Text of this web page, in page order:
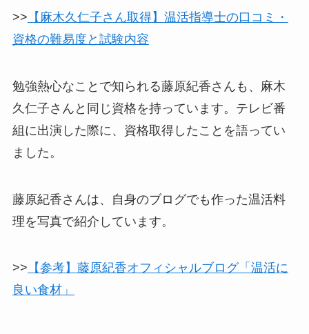
>> 【麻木久仁子さん取得】温活指導士の口コミ・
資格の難易度と試験内容
勉強熱心なことで知られる藤原紀香さんも、麻木
久仁子さんと同じ資格を持っています。テレビ番
組に出演した際に、資格取得したことを語ってい
ました。
藤原紀香さんは、自身のブログでも作った温活料
理を写真で紹介しています。
>> 【参考】藤原紀香オフィシャルブログ「温活に
良い食材」